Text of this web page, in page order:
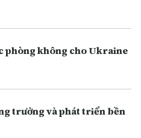
phòng không cho Ukraine
trưởng và phát triển bền